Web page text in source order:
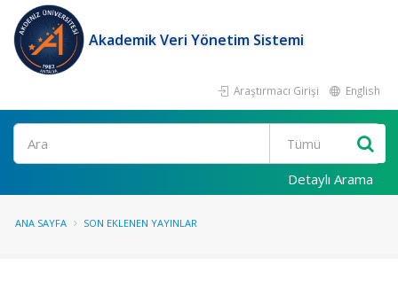
Akademik Veri Yönetim Sistemi
Araştırmacı Girişi English
Ara
Detaylı Arama
ANA SAYFA SON EKLENEN YAYINLAR